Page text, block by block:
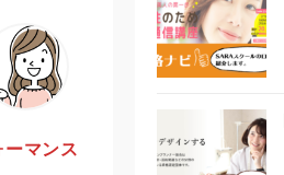
マンス